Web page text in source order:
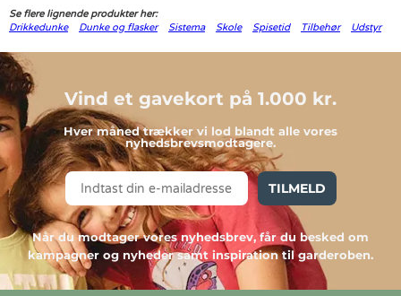
Se flere lignende produkter her:
Drikkedunke
Dunke og flasker Sistema Skole Spisetid Tilbehør Udstyr
Vind et gavekort på 1.000 kr.
Hver måned trækker vi lod blandt alle vores
nyhedsbrevsmodtagere.
TILMELD
Når du modtager vores nyhedsbrev, får du besked om
kampagner og nyheder samt inspiration til garderoben.